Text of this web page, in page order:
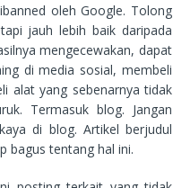
oleh Google. Tolong
jauh lebih baik daripada
mengecewakan, dapat
di media sosial, membeli
alat yang sebenarnya tidak
Termasuk blog. Jangan
di blog. Artikel berjudul
bagus tentang hal ini.